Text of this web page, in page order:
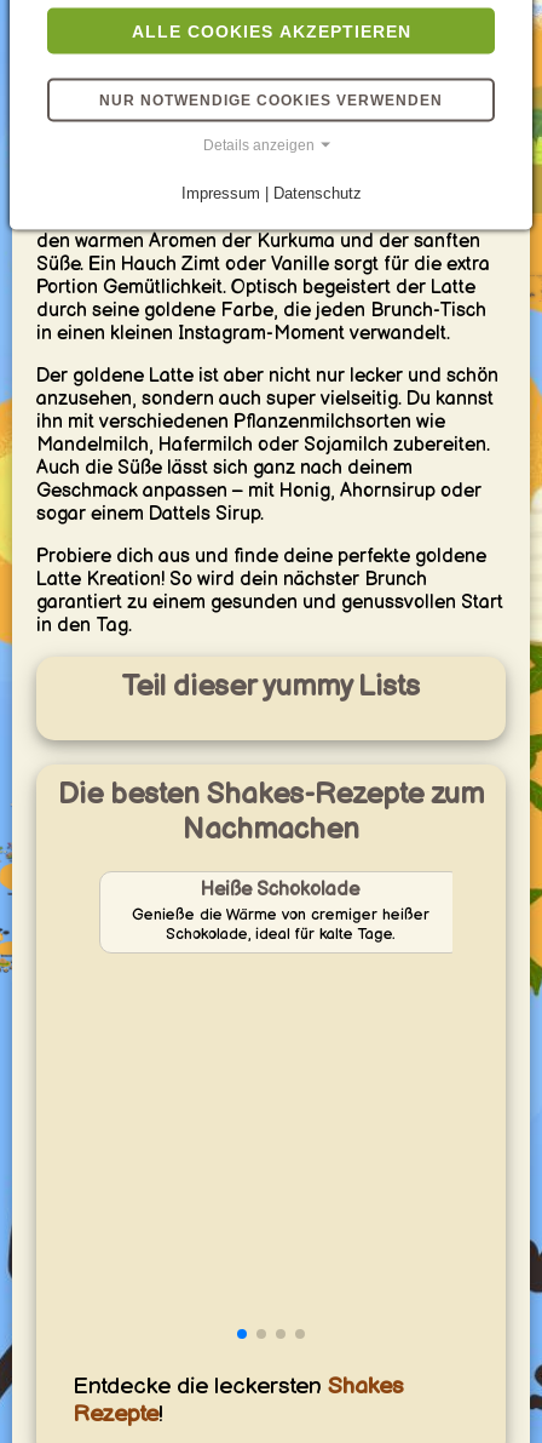
Geschmacklich überrascht Kurkuma mit einer
warmen, erdigen Note und einer leichten pfefferigen
Schärfe. Im goldenen Latte wird sie jedoch durch die
cremige Milch und je nach Belieben durch Honig oder
andere Süße perfekt ausgeglichen.
ersten Schluck deines goldenen Lattes. Die cremige
den warmen Aromen der Kurkuma und der sanften
Süße. Ein Hauch Zimt oder Vanille sorgt für die extra
Portion Gemütlichkeit. Optisch begeistert der Latte
durch seine goldene Farbe, die jeden Brunch-Tisch
in einen kleinen Instagram-Moment verwandelt.
Der goldene Latte ist aber nicht nur lecker und schön
anzusehen, sondern auch super vielseitig. Du kannst
ihn mit verschiedenen Pflanzenmilchsorten wie
Mandelmilch, Hafermilch oder Sojamilch zubereiten.
Auch die Süße lässt sich ganz nach deinem
Geschmack anpassen – mit Honig, Ahornsirup oder
sogar einem Dattels Sirup.
Probiere dich aus und finde deine perfekte goldene
Latte Kreation! So wird dein nächster Brunch
garantiert zu einem gesunden und genussvollen Start
in den Tag.
Teil dieser yummy Lists
Die besten Shakes-Rezepte zum
Nachmachen
Heiße Schokolade
Genieße die Wärme von cremiger heißer
Schokolade, ideal für kalte Tage.
Entdecke die leckersten Shakes
Rezepte!
ALLE COOKIES AKZEPTIEREN
NUR NOTWENDIGE COOKIES VERWENDEN
Details anzeigen
Impressum | Datenschutz